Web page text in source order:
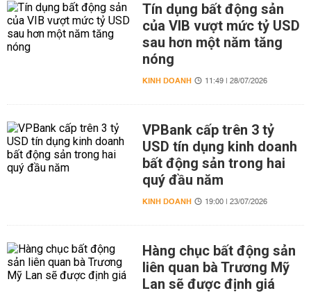
Tín dụng bất động sản
của VIB vượt mức tỷ USD
sau hơn một năm tăng
nóng
KINH DOANH 11:49 | 28/07/2026
VPBank cấp trên 3 tỷ
USD tín dụng kinh doanh
bất động sản trong hai
quý đầu năm
KINH DOANH 19:00 | 23/07/2026
Hàng chục bất động sản
liên quan bà Trương Mỹ
Lan sẽ được định giá